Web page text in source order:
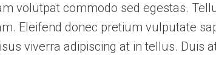
volutpat commodo sed egestas.
Eleifend donec pretium vulputate
viverra adipiscing at in tellus. Duis